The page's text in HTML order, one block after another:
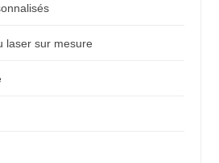
laser sur mesure